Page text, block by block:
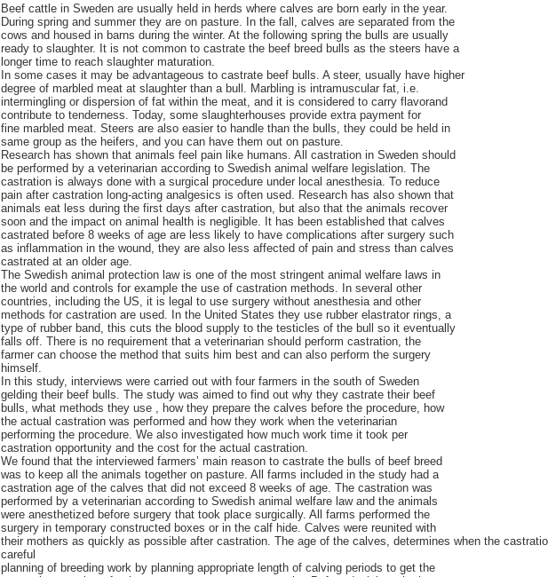
Beef cattle in Sweden are usually held in herds where calves are born early in the year.
During spring and summer they are on pasture. In the fall, calves are separated from the
cows and housed in barns during the winter. At the following spring the bulls are usually
ready to slaughter. It is not common to castrate the beef breed bulls as the steers have a
longer time to reach slaughter maturation.
In some cases it may be advantageous to castrate beef bulls. A steer, usually have higher
degree of marbled meat at slaughter than a bull. Marbling is intramuscular fat, i.e.
intermingling or dispersion of fat within the meat, and it is considered to carry flavorand
contribute to tenderness. Today, some slaughterhouses provide extra payment for
fine marbled meat. Steers are also easier to handle than the bulls, they could be held in
same group as the heifers, and you can have them out on pasture.
Research has shown that animals feel pain like humans. All castration in Sweden should
be performed by a veterinarian according to Swedish animal welfare legislation. The
castration is always done with a surgical procedure under local anesthesia. To reduce
pain after castration long-acting analgesics is often used. Research has also shown that
animals eat less during the first days after castration, but also that the animals recover
soon and the impact on animal health is negligible. It has been established that calves
castrated before 8 weeks of age are less likely to have complications after surgery such
as inflammation in the wound, they are also less affected of pain and stress than calves
castrated at an older age.
The Swedish animal protection law is one of the most stringent animal welfare laws in
the world and controls for example the use of castration methods. In several other
countries, including the US, it is legal to use surgery without anesthesia and other
methods for castration are used. In the United States they use rubber elastrator rings, a
type of rubber band, this cuts the blood supply to the testicles of the bull so it eventually
falls off. There is no requirement that a veterinarian should perform castration, the
farmer can choose the method that suits him best and can also perform the surgery
himself.
In this study, interviews were carried out with four farmers in the south of Sweden
gelding their beef bulls. The study was aimed to find out why they castrate their beef
bulls, what methods they use , how they prepare the calves before the procedure, how
the actual castration was performed and how they work when the veterinarian
performing the procedure. We also investigated how much work time it took per
castration opportunity and the cost for the actual castration.
We found that the interviewed farmers’ main reason to castrate the bulls of beef breed
was to keep all the animals together on pasture. All farms included in the study had a
castration age of the calves that did not exceed 8 weeks of age. The castration was
performed by a veterinarian according to Swedish animal welfare law and the animals
were anesthetized before surgery that took place surgically. All farms performed the
surgery in temporary constructed boxes or in the calf hide. Calves were reunited with
their mothers as quickly as possible after castration. The age of the calves, determines when the
careful
planning of breeding work by planning appropriate length of calving periods to get the